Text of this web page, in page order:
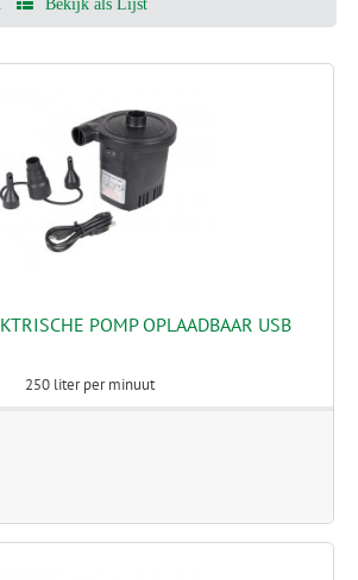
Bekijk als Lijst
POMP OPLAADBAAR USB
250 liter per minuut